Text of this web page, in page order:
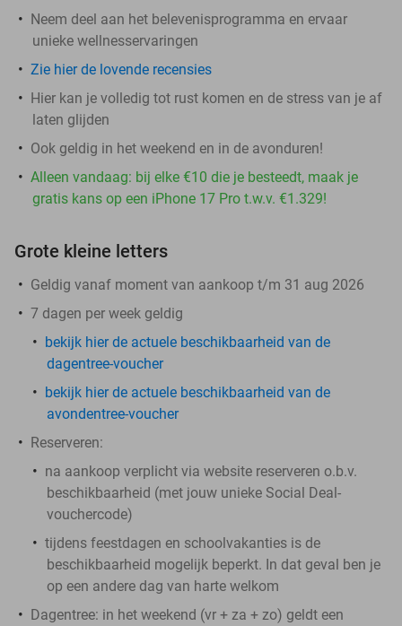
Neem deel aan het belevenisprogramma en ervaar
unieke wellnesservaringen
Zie hier de lovende recensies
Hier kan je volledig tot rust komen en de stress van je af
laten glijden
Ook geldig in het weekend en in de avonduren!
Alleen vandaag: bij elke €10 die je besteedt, maak je
gratis kans op een iPhone 17 Pro t.w.v. €1.329!
Grote kleine letters
Geldig vanaf moment van aankoop t/m 31 aug 2026
7 dagen per week geldig
bekijk hier de actuele beschikbaarheid van de
dagentree-voucher
bekijk hier de actuele beschikbaarheid van de
avondentree-voucher
Reserveren:
na aankoop verplicht via website reserveren o.b.v.
beschikbaarheid (met jouw unieke Social Deal-
vouchercode)
tijdens feestdagen en schoolvakanties is de
beschikbaarheid mogelijk beperkt. In dat geval ben je
op een andere dag van harte welkom
Dagentree: in het weekend (vr + za + zo) geldt een